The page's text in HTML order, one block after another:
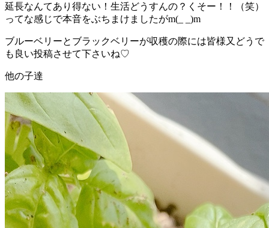
延長なんてあり得ない！生活どうすんの？くそー！！（笑）
ってな感じで本音をぶちまけましたがm(_ _)m
ブルーベリーとブラックベリーが収穫の際には皆様又どうで
も良い投稿させて下さいね♡
他の子達